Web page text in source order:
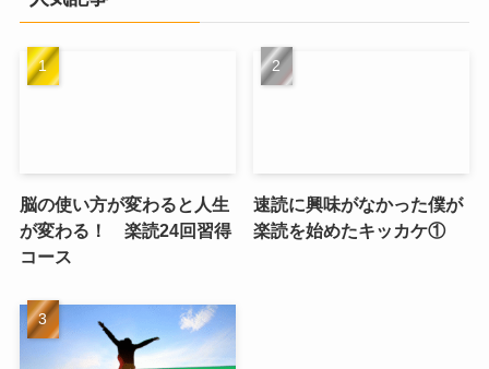
脳の使い方が変わると人生
が変わる！ 楽読24回習得
コース
速読に興味がなかった僕が
楽読を始めたキッカケ①